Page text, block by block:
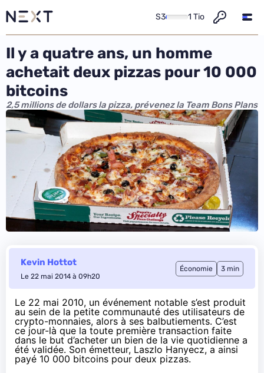
S3 1 Tio
Il y a quatre ans, un homme
achetait deux pizzas pour 10 000
bitcoins
2,5 millions de dollars la pizza, prévenez la Team Bons Plans
Kevin Hottot
Le 22 mai 2014 à 09h20
Économie 3 min
Le 22 mai 2010, un événement notable s’est produit
au sein de la petite communauté des utilisateurs de
crypto-monnaies, alors à ses balbutiements. C’est
ce jour-là que la toute première transaction faite
dans le but d’acheter un bien de la vie quotidienne a
été validée. Son émetteur, Laszlo Hanyecz, a ainsi
payé 10 000 bitcoins pour deux pizzas.